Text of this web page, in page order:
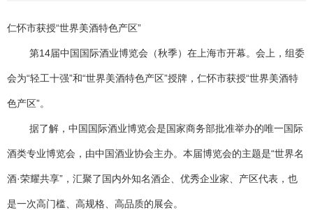
仁怀市获授“世界美酒特色产区”
第14届中国国际酒业博览会（秋季）在上海市开幕。会上，组委
会为“轻工十强”和“世界美酒特色产区”授牌，仁怀市获授“世界美酒特
色产区”。
据了解，中国国际酒业博览会是国家商务部批准举办的唯一国际
酒类专业博览会，由中国酒业协会主办。本届博览会的主题是“世界名
酒·荣耀共享”，汇聚了国内外知名酒企、优秀企业家、产区代表，也
是一次高门槛、高规格、高品质的展会。